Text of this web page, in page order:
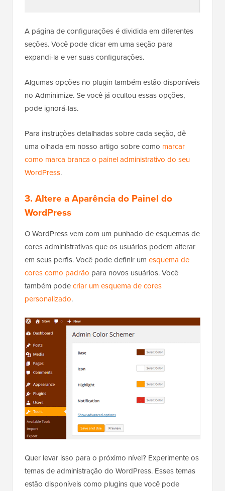
A página de configurações é dividida em diferentes
seções. Você pode clicar em uma seção para
expandi-la e ver suas configurações.
Algumas opções no plugin também estão disponíveis
no Adminimize. Se você já ocultou essas opções,
pode ignorá-las.
Para instruções detalhadas sobre cada seção, dê
uma olhada em nosso artigo sobre como marcar
como marca branca o painel administrativo do seu
WordPress.
3. Altere a Aparência do Painel do
WordPress
O WordPress vem com um punhado de esquemas de
cores administrativas que os usuários podem alterar
em seus perfis. Você pode definir um esquema de
cores como padrão para novos usuários. Você
também podecriar um esquema de cores
personalizado.
Quer levar isso para o próximo nível? Experimente os
temas de administração do WordPress. Esses temas
estão disponíveis como plugins que você pode